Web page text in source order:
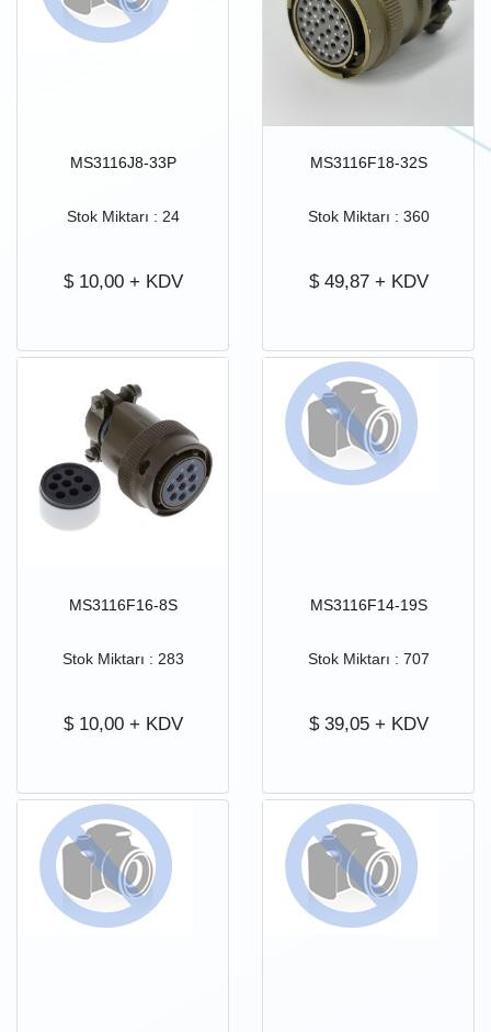
MS3116J8-33P
Stok Miktarı : 24
$ 10,00+ KDV
MS3116F18-32S
Stok Miktarı : 360
$ 49,87+ KDV
MS3116F16-8S
Stok Miktarı : 283
$ 10,00+ KDV
MS3116F14-19S
Stok Miktarı : 707
$ 39,05+ KDV